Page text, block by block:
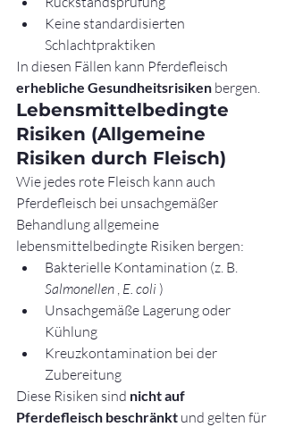
Keine standardisierten
Schlachtpraktiken
In diesen Fällen kann Pferdefleisch
erhebliche Gesundheitsrisiken bergen.
Lebensmittelbedingte
Risiken (Allgemeine
Risiken durch Fleisch)
Wie jedes rote Fleisch kann auch
Pferdefleisch bei unsachgemäßer
Behandlung allgemeine
lebensmittelbedingte Risiken bergen:
Bakterielle Kontamination (z. B.
Salmonellen E. coli )
Unsachgemäße Lagerung oder
Kühlung
Kreuzkontamination bei der
Zubereitung
Diese Risiken sind nicht auf
Pferdefleisch beschränkt und gelten für